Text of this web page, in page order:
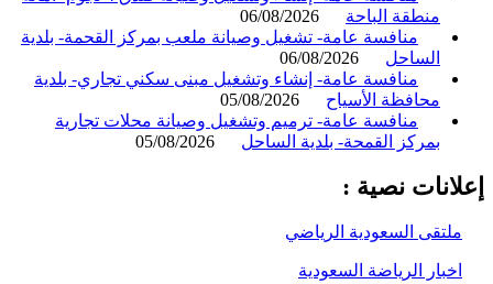
منطقة الباحة
06/08/2026
منافسة عامة- تشغيل وصيانة ملعب بمركز القحمة- بلدية
الساحل
06/08/2026
منافسة عامة- إنشاء وتشغيل مبنى سكني تجاري- بلدية
محافظة الأسياح
05/08/2026
منافسة عامة- ترميم وتشغيل وصيانة محلات تجارية
بمركز القمحة- بلدية الساحل
05/08/2026
نصية :
السعودية الرياضي
الرياضة السعودية